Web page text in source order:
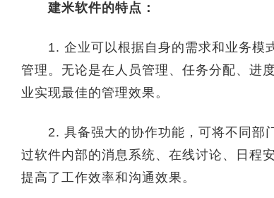
建米软件的特点：
1. 企业可以根据自身的需求和业务模式
管理。无论是在人员管理、任务分配、进
业实现最佳的管理效果。
2. 具备强大的协作功能，可将不同部门
过软件内部的消息系统、在线讨论、日程
提高了工作效率和沟通效果。